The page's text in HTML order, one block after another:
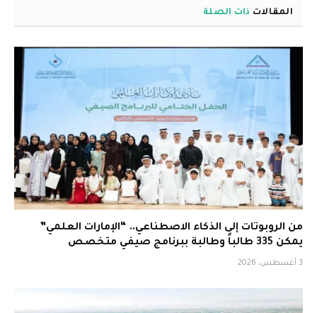
المقالات ذات الصلة
من الروبوتات إلى الذكاء الاصطناعي.. “الإمارات العلمي”
يمكن 335 طالباً وطالبة ببرنامج صيفي متخصص
3 أغسطس، 2026